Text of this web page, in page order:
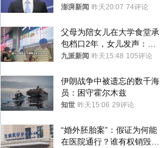
澎湃新闻 昨天20:07 74评论
父母为陪女儿在大学食堂承
包档口2年，女儿发声：初
衷是为了陪伴，毕业后将不
九派新闻 昨天15:48 105评论
伊朗战争中被遗忘的数千海
员：困守霍尔木兹
知世 昨天15:06 29评论
“婚外胚胎案”：假证为何能
在医院通行？谁有权销毁胚